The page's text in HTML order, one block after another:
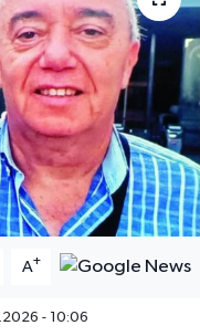
A+
- 10:06